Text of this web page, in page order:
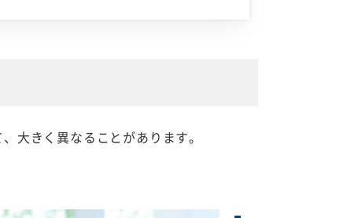
大きく異なることがあります。